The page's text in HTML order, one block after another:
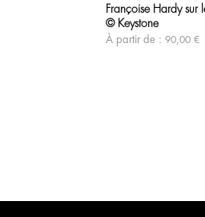
Françoise Hardy sur
© Keystone
À partir de : 90,00 €